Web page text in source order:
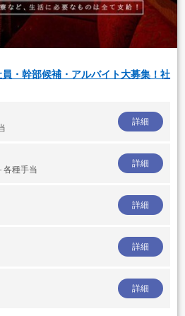
・幹部候補・アルバイト大募集！社
詳細
各種手当
詳細
詳細
詳細
詳細